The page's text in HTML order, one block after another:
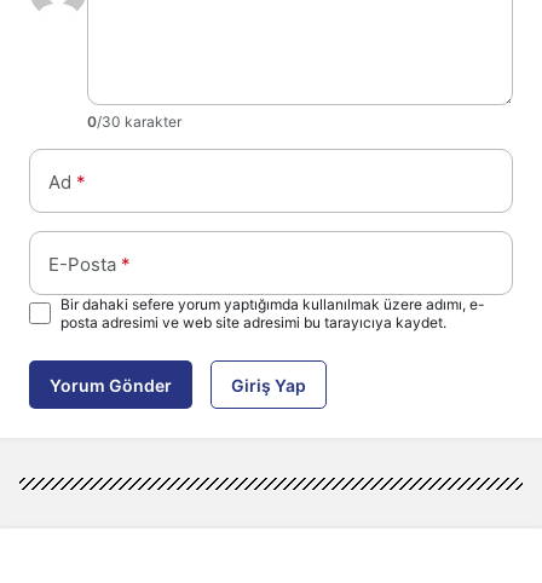
0/30 karakter
Ad *
E-Posta *
Bir dahaki sefere yorum yaptığımda kullanılmak üzere adımı, e-
posta adresimi ve web site adresimi bu tarayıcıya kaydet.
Yorum Gönder Giriş Yap